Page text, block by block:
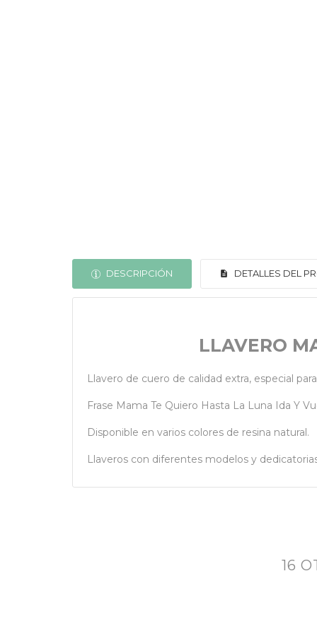
DESCRIPCIÓN DETALLES DEL
LLAVERO
Llavero de cuero de calidad extra, especial
Frase Mama Te Quiero Hasta La Luna Ida Y
Disponible en varios colores de resina natural.
Llaveros con diferentes modelos y
16